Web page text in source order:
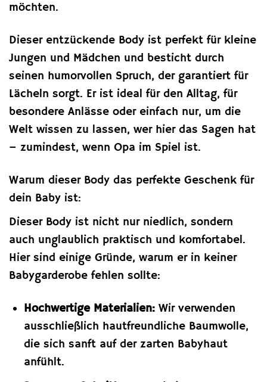
möchten.
Dieser entzückende Body ist perfekt für kleine
Jungen und Mädchen und besticht durch
seinen humorvollen Spruch, der garantiert für
Lächeln sorgt. Er ist ideal für den Alltag, für
besondere Anlässe oder einfach nur, um die
Welt wissen zu lassen, wer hier das Sagen hat
– zumindest, wenn Opa im Spiel ist.
Warum dieser Body das perfekte Geschenk für
dein Baby ist:
Dieser Body ist nicht nur niedlich, sondern
auch unglaublich praktisch und komfortabel.
Hier sind einige Gründe, warum er in keiner
Babygarderobe fehlen sollte:
Hochwertige Materialien:Wir verwenden
ausschließlich hautfreundliche Baumwolle,
die sich sanft auf der zarten Babyhaut
anfühlt.